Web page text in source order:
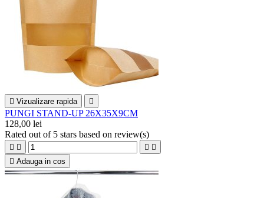
 Vizualizare rapida 
PUNGI STAND-UP 26X35X9CM
128,00 lei
Rated out of 5 stars based on review(s)
   
 Adauga in cos